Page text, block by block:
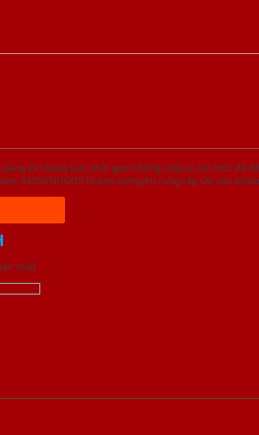
về chủng loại, thời gian chống cháy có các mức độ
SAIGONDOOR là đơn vị chuyên cung cấp các sản
nhất